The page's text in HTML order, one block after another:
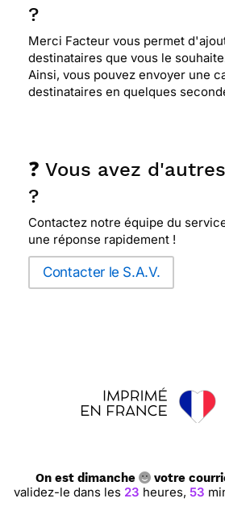
?
Merci Facteur vous permet
destinataires que vous le
Ainsi, vous pouvez envoyer une
destinataires en quelques
❓ Vous avez
?
Contactez notre équipe du
une réponse rapidement !
Contacter le S.A.V.
On est dimanche votre
validez-le dans les 23 heures, 53